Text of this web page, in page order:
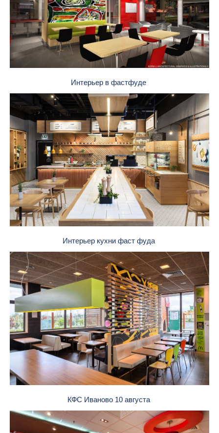
Интерьер в фастфуде
Интерьер кухни фаст фуда
КФС Иваново 10 августа